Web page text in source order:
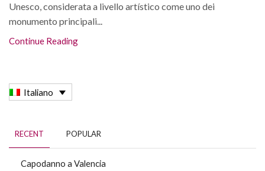
Unesco, considerata a livello artístico come uno dei
monumento principali...
Continue Reading
Italiano
RECENT POPULAR
Capodanno a Valencia